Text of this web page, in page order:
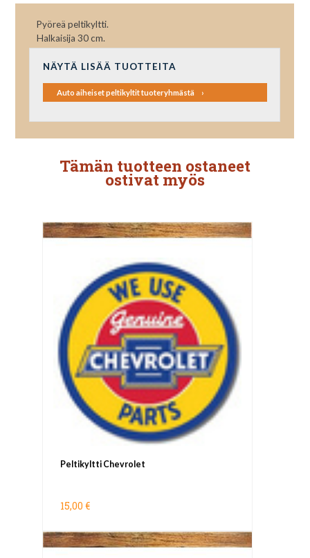
Pyöreä peltikyltti.
Halkaisija 30 cm.
NÄYTÄ LISÄÄ TUOTTEITA
Auto aiheiset peltikyltit tuoteryhmästä
Tämän tuotteen ostaneet
ostivat myös
Peltikyltti Chevrolet
15,00 €